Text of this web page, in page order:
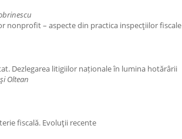
nonprofit – aspecte din practica inspecţiilor fiscale
Dezlegarea litigiilor naționale în lumina hotărârii
Oltean
fiscală. Evoluţii recente